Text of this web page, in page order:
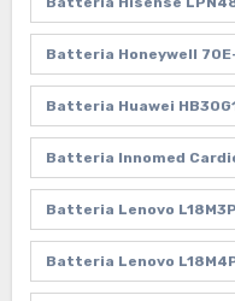
Batteria Honeywell
Batteria Huawei
Batteria Innomed
Batteria Lenovo
Batteria Lenovo